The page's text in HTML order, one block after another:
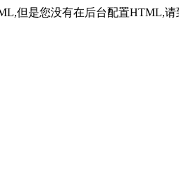
但是您没有在后台配置HTML,